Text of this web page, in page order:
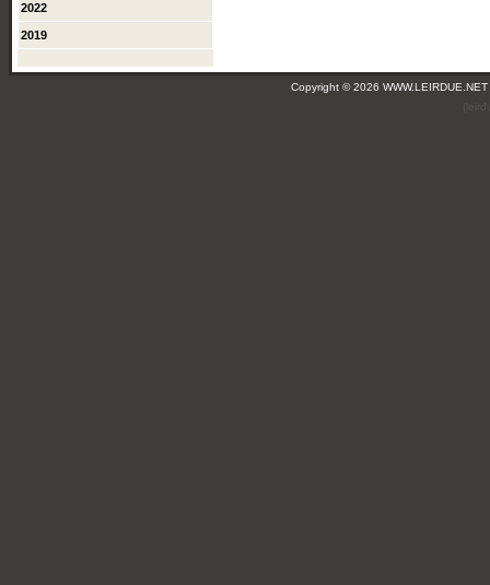
2022
2019
Copyright © 2026